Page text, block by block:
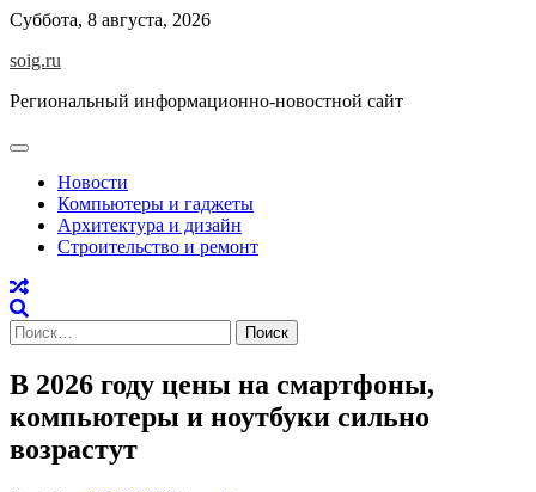
Skip
content
Суббота, 8 августа, 2026
soig.ru
Региональный информационно-новостной сайт
Новости
Компьютеры и гаджеты
Архитектура и дизайн
Строительство и ремонт
Найти:
В 2026 году цены на смартфоны,
компьютеры и ноутбуки сильно
возрастут